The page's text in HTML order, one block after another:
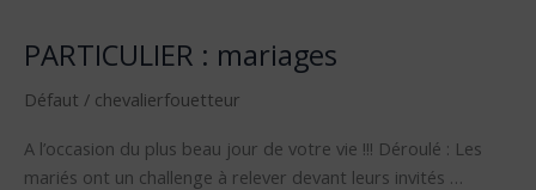
PARTICULIER : mariages
Défaut / chevalierfouetteur
A l’occasion du plus beau jour de votre vie !!! Déroulé : Les
mariés ont un challenge à relever devant leurs invités …
PARTICULIER
mariages